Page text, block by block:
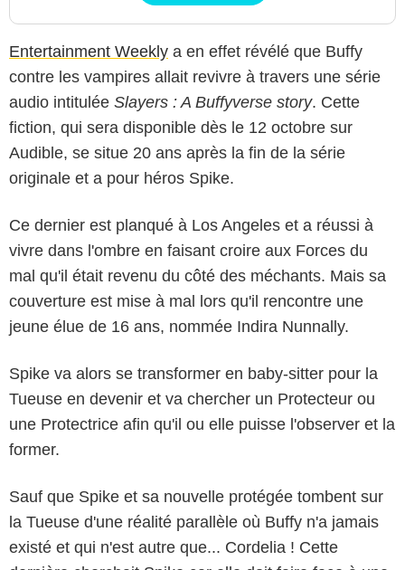
Entertainment Weekly a en effet révélé que Buffy
contre les vampires allait revivre à travers une série
audio intitulée Slayers : A Buffyverse story. Cette
fiction, qui sera disponible dès le 12 octobre sur
Audible, se situe 20 ans après la fin de la série
originale et a pour héros Spike.
Ce dernier est planqué à Los Angeles et a réussi à
vivre dans l'ombre en faisant croire aux Forces du
mal qu'il était revenu du côté des méchants. Mais sa
couverture est mise à mal lors qu'il rencontre une
jeune élue de 16 ans, nommée Indira Nunnally.
Spike va alors se transformer en baby-sitter pour la
Tueuse en devenir et va chercher un Protecteur ou
une Protectrice afin qu'il ou elle puisse l'observer et la
former.
Sauf que Spike et sa nouvelle protégée tombent sur
la Tueuse d'une réalité parallèle où Buffy n'a jamais
existé et qui n'est autre que... Cordelia ! Cette